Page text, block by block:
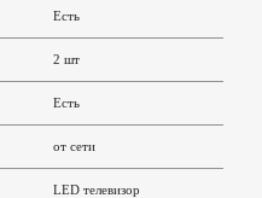
Есть
2 шт
Есть
от сети
LED телевизор